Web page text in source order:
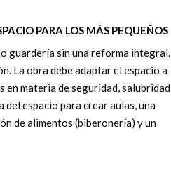
PARA LOS MÁS PEQUEÑOS
guardería sin una reforma integral.
La obra debe adaptar el espacio a
en materia de seguridad, salubridad
espacio para crear aulas, una
de alimentos (biberonería) y un